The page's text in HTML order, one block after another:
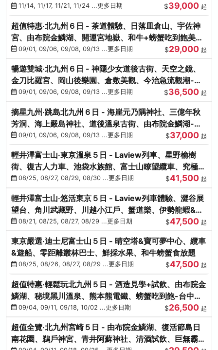
滿宮、光明禪寺
11/14, 11/17, 11/21, 11/24 ...更多日期 $39,000 起
超值特惠‧北九州６日 - 茶道體驗、日落皿倉山、宇佐神
宮、由布院金鱗湖、開運宮地嶽、和牛+螃蟹吃到飽美
饌-台中出發
09/01, 09/06, 09/08, 09/13 ...更多日期 $29,000 起
暢遊雙城‧北九州６日 - 神隱少女道後古街、天空之鏡、
金刀比羅宮、岡山後樂園、倉敷美觀、今治急流觀潮-台
中出發
09/01, 09/06, 09/08, 09/13 ...更多日期 $36,500 起
摘星九州‧跳島北九州６日 - 海崖元乃隅神社、三億年秋
芳洞、海上嚴島神社、道後溫泉古街、由布院金鱗湖-台
中出發
09/01, 09/06, 09/08, 09/13 ...更多日期 $37,000 起
輕井澤富士山‧東京溫泉５日 - Laview列車、星野榆樹
街、復古人力車、池袋水族館、富士山瞭望纜車、究極海
鮮食放題
08/25, 08/27, 08/29, 08/30 ...更多日期 $41,500 起
輕井澤富士山‧悠活東京５日 - Laview列車體驗、澀谷展
望台、角川武藏野、川越小江戶、蟹道樂、伊勢龍蝦&海
膽生魚片
08/21, 08/25, 08/27, 08/29 ...更多日期 $47,500 起
東京嚴選‧迪士尼富士山５日 - 晴空塔&寶可夢中心、纜車
&遊船、零距離叢林巴士、鮮採水果、和牛螃蟹食放題
08/25, 08/26, 08/27, 08/29 ...更多日期 $47,500 起
超值特惠‧輕鬆玩北九州５日 - 酒造見學+試飲、由布院金
鱗湖、秘境黑川溫泉、熊本熊電鐵、螃蟹吃到飽-台中出
發09/04, 09/11, 09/18, 10/02 ...更多日期 $26,500 起
超值全覽‧北九州宮崎５日 - 由布院金鱗湖、復活節島日
南花園、鵜戶神宮、青井阿蘇神社、清酒試飲、巨無霸熊